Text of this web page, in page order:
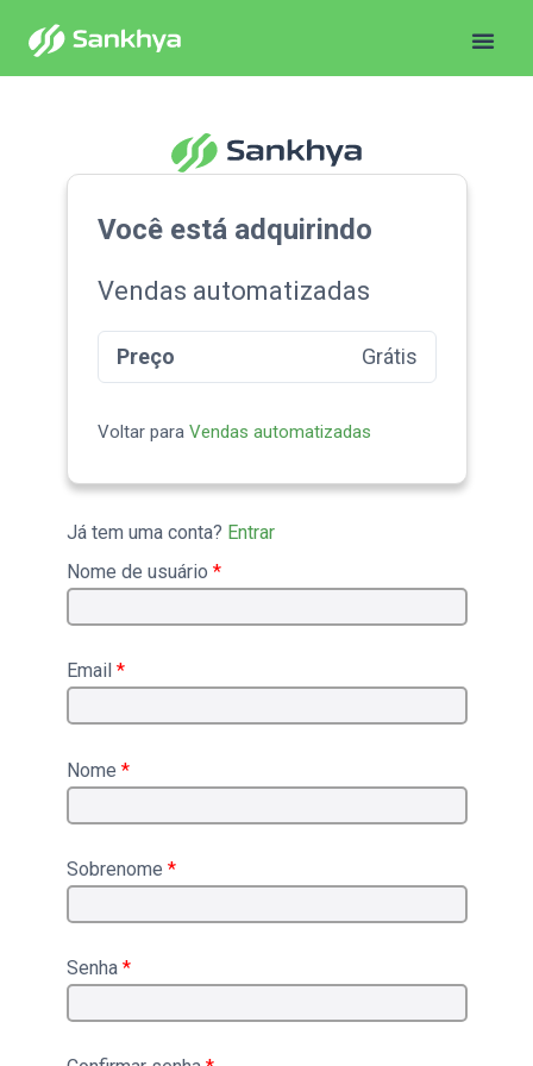
Você está adquirindo
Vendas automatizadas
Preço Grátis
Voltar para Vendas automatizadas
Já tem uma conta? Entrar
Nome de usuário *
Email *
Nome *
Sobrenome *
Senha *